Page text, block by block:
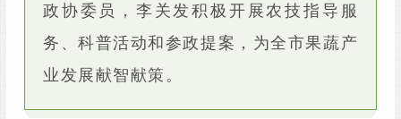
政协委员，李关发积极开展农技指导服
务、科普活动和参政提案，为全市果蔬产
业发展献智献策。